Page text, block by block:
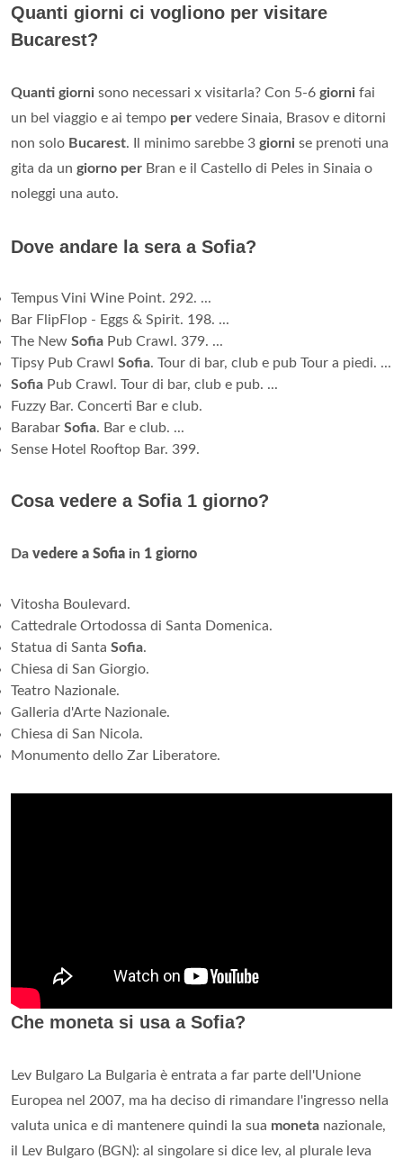
Quanti giorni ci vogliono per visitare
Bucarest?
Quanti giorni sono necessari x visitarla? Con 5-6 giorni fai
un bel viaggio e ai tempo per vedere Sinaia, Brasov e ditorni
non solo Bucarest. Il minimo sarebbe 3 giorni se prenoti una
gita da un giorno per Bran e il Castello di Peles in Sinaia o
noleggi una auto.
Dove andare la sera a Sofia?
Tempus Vini Wine Point. 292. ...
Bar FlipFlop - Eggs & Spirit. 198. ...
The New Sofia Pub Crawl. 379. ...
Tipsy Pub Crawl Sofia. Tour di bar, club e pub Tour a piedi. ...
Sofia Pub Crawl. Tour di bar, club e pub. ...
Fuzzy Bar. Concerti Bar e club.
Barabar Sofia. Bar e club. ...
Sense Hotel Rooftop Bar. 399.
Cosa vedere a Sofia 1 giorno?
Da vedere a Sofia in 1 giorno
Vitosha Boulevard.
Cattedrale Ortodossa di Santa Domenica.
Statua di Santa Sofia.
Chiesa di San Giorgio.
Teatro Nazionale.
Galleria d'Arte Nazionale.
Chiesa di San Nicola.
Monumento dello Zar Liberatore.
Che moneta si usa a Sofia?
Lev Bulgaro La Bulgaria è entrata a far parte dell'Unione
Europea nel 2007, ma ha deciso di rimandare l'ingresso nella
valuta unica e di mantenere quindi la sua moneta nazionale,
il Lev Bulgaro (BGN): al singolare si dice lev, al plurale leva